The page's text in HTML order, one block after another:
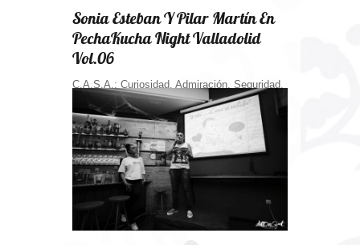
Sonia Esteban Y Pilar Martín En
PechaKucha Night Valladolid
Vol.06
C.A.S.A.: Curiosidad. Admiración. Seguridad.
Alegría. En esa C.A.S.A. el aula es un lugar
en el que un grupo de alumnos trabajan,
comparten, aprenden, se divierten absortos
en una tarea que les motiva, les engancha,
les encanta hacer, superada la cual se
sienten orgullosos de sí mismos y de lo
conseguido. FELICES.